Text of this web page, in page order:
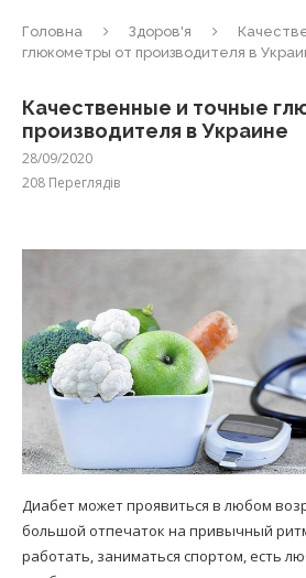
Головна Здоров'я
глюкометры от производителя в
Качественные и точные
производителя в Украине
28/09/2020
208 Переглядів
Диабет может проявиться в любом
большой отпечаток на привычный
работать, заниматься спортом, есть